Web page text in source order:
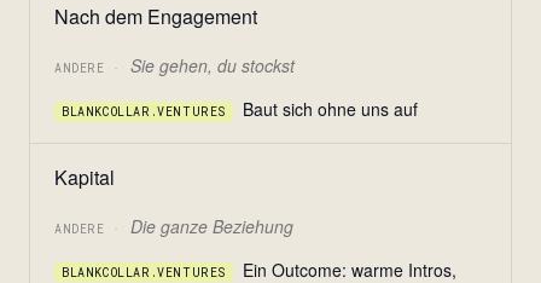
Nach dem Engagement
ANDERE · Sie gehen, du stockst
BLANKCOLLAR.VENTURES Baut sich ohne uns auf
Kapital
ANDERE · Die ganze Beziehung
BLANKCOLLAR.VENTURES
Ein Outcome: warme Intros,